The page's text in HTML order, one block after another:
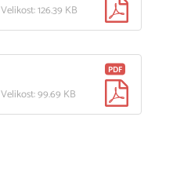
Velikost: 126.39 KB
Velikost: 99.69 KB
PDF